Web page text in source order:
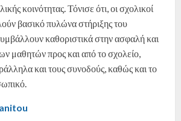
κοινότητας. Τόνισε ότι, οι σχολικοί
βασικό πυλώνα στήριξης του
καθοριστικά στην ασφαλή και
μαθητών προς και από το σχολείο,
και τους συνοδούς, καθώς και το